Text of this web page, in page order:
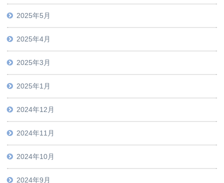
2025年5月
2025年4月
2025年3月
2025年1月
2024年12月
2024年11月
2024年10月
2024年9月